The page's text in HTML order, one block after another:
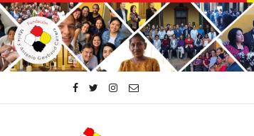
Saltar
al
contenido